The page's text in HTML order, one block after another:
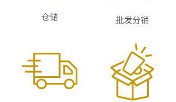
仓储 批发分销